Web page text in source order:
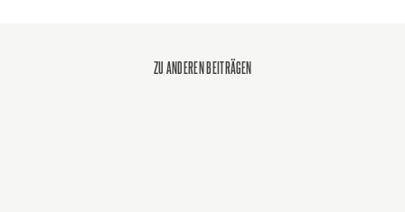
ZU ANDEREN BEITRÄGEN